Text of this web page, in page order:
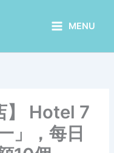
MENU
】 Hotel 7
」，每日